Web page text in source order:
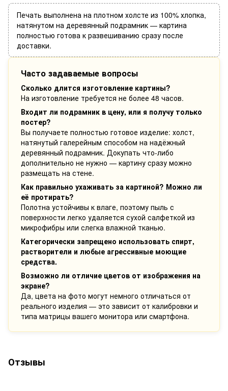
Печать выполнена на плотном холсте из 100% хлопка,
натянутом на деревянный подрамник — картина
полностью готова к развешиванию сразу после
доставки.
Часто задаваемые вопросы
Сколько длится изготовление картины?
На изготовление требуется не более 48 часов.
Входит ли подрамник в цену, или я получу только
постер?
Вы получаете полностью готовое изделие: холст,
натянутый галерейным способом на надёжный
деревянный подрамник. Докупать что-либо
дополнительно не нужно — картину сразу можно
размещать на стене.
Как правильно ухаживать за картиной? Можно ли
её протирать?
Полотна устойчивы к влаге, поэтому пыль с
поверхности легко удаляется сухой салфеткой из
микрофибры или слегка влажной тканью.
Категорически запрещено использовать спирт,
растворители и любые агрессивные моющие
средства.
Возможно ли отличие цветов от изображения на
экране?
Да, цвета на фото могут немного отличаться от
реального изделия — это зависит от калибровки и
типа матрицы вашего монитора или смартфона.
Отзывы